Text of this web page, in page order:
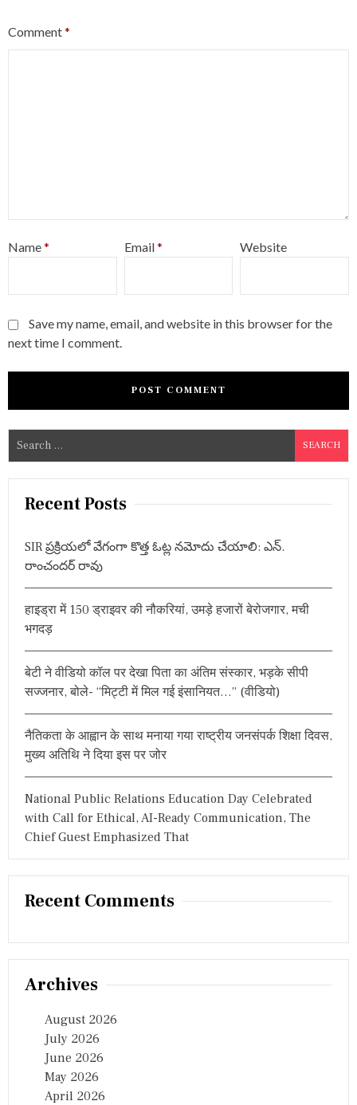
Comment*
Name* Email* Website
Save my name, email, and website in this browser for the
next time I comment.
a
Recent Posts
SIR ప్రక్రియలో వేగంగా కొత్త ఓట్ల నమోదు చేయాలి: ఎన్.
రాంచందర్ రావు
हाइड्रा में 150 ड्राइवर की नौकरियां, उमड़े हजारों बेरोजगार, मची
भगदड़
बेटी ने वीडियो कॉल पर देखा पिता का अंतिम संस्कार, भड़के सीपी
सज्जनार, बोले- “मिट्टी में मिल गई इंसानियत…” (वीडियो)
नैतिकता के आह्वान के साथ मनाया गया राष्ट्रीय जनसंपर्क शिक्षा दिवस,
मुख्य अतिथि ने दिया इस पर जोर
National Public Relations Education Day Celebrated
with Call for Ethical, AI-Ready Communication, The
Chief Guest Emphasized That
Recent Comments
Archives
August 2026
July 2026
June 2026
May 2026
April 2026